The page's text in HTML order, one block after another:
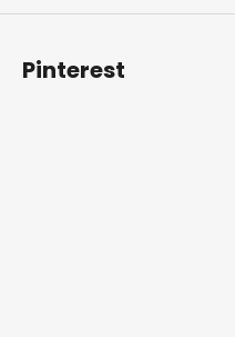
Pinterest